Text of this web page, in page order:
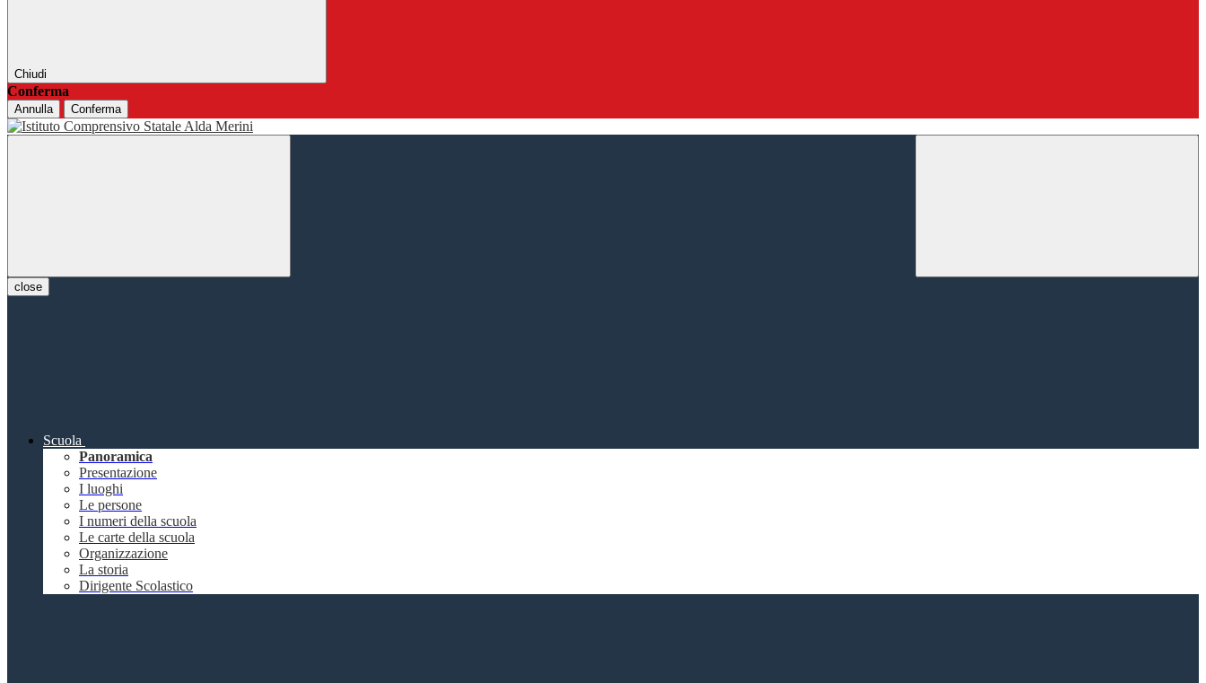
Chiudi
Conferma
Annulla Conferma
close
Scuola
Panoramica
Presentazione
I luoghi
Le persone
I numeri della scuola
Le carte della scuola
Organizzazione
La storia
Dirigente Scolastico